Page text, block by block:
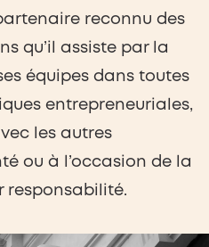
reconnu des
qu’il assiste par la
équipes dans toutes
entrepreneuriales,
les autres
ou à l’occasion de la
responsabilité.